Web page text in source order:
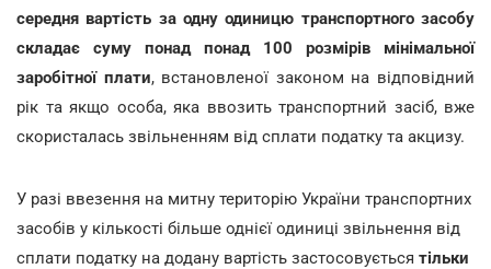
середня вартість за одну одиницю транспортного засобу
складає суму понад понад 100 розмірів мінімальної
заробітної плати, встановленої законом на відповідний
рік та якщо особа, яка ввозить транспортний засіб, вже
скористалась звільненням від сплати податку та акцизу.
У разі ввезення на митну територію України транспортних
засобів у кількості більше однієї одиниці звільнення від
сплати податку на додану вартість застосовується тільки